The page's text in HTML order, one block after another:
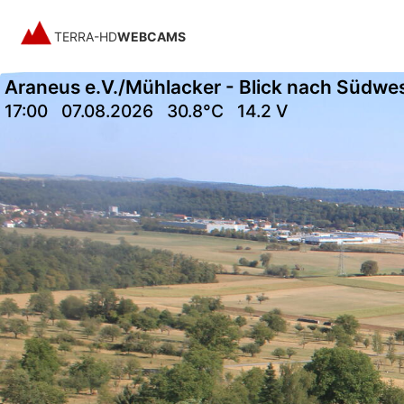
TERRA-HDWEBCAMS
Araneus e.V./Mühlacker - Blick nach
17:00 07.08.2026 30.8°C 14.2 V